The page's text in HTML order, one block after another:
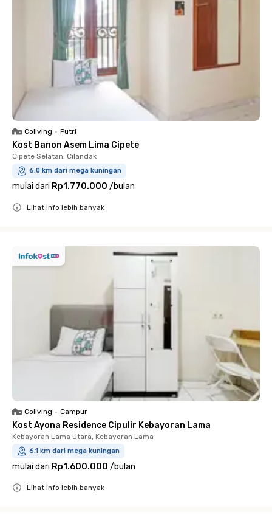
Coliving • Putri
Kost Banon Asem Lima Cipete
Cipete Selatan, Cilandak
6.0 km dari mega kuningan
mulai dari Rp1.770.000 /bulan
Lihat info lebih banyak
Coliving • Campur
Kost Ayona Residence Cipulir Kebayoran Lama
Kebayoran Lama Utara, Kebayoran Lama
6.1 km dari mega kuningan
mulai dari Rp1.600.000 /bulan
Lihat info lebih banyak